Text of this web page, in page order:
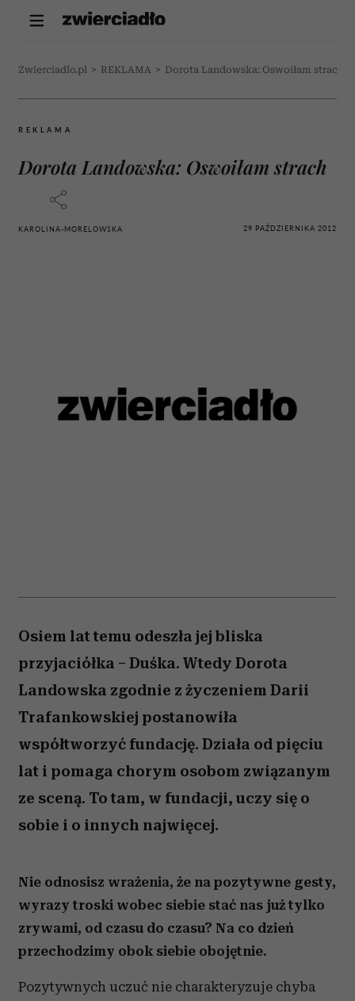
Zwierciadlo.pl > REKLAMA > Dorota Landowska: Oswoiłam strach
REKLAMA
Dorota Landowska: Oswoiłam strach
KAROLINA-MORELOWSKA 29 PAŹDZIERNIKA 2012
Osiem lat temu odeszła jej bliska
przyjaciółka – Duśka. Wtedy Dorota
Landowska zgodnie z życzeniem Darii
Trafankowskiej postanowiła
współtworzyć fundację. Działa od pięciu
lat i pomaga chorym osobom związanym
ze sceną. To tam, w fundacji, uczy się o
sobie i o innych najwięcej.
Nie odnosisz wrażenia, że na pozytywne gesty,
wyrazy troski wobec siebie stać nas już tylko
zrywami, od czasu do czasu? Na co dzień
przechodzimy obok siebie obojętnie.
Pozytywnych uczuć nie charakteryzuje chyba